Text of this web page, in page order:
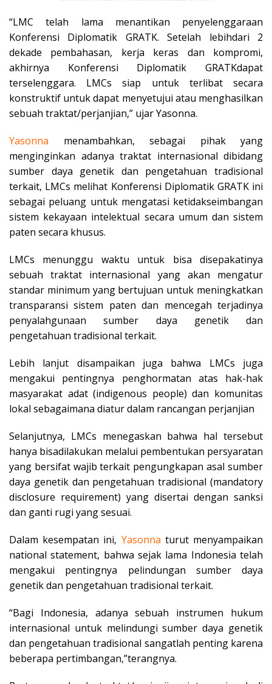
“LMC telah lama menantikan penyelenggaraan
Konferensi Diplomatik GRATK. Setelah lebihdari 2
dekade pembahasan, kerja keras dan kompromi,
akhirnya Konferensi Diplomatik GRATKdapat
terselenggara. LMCs siap untuk terlibat secara
konstruktif untuk dapat menyetujui atau menghasilkan
sebuah traktat/perjanjian,” ujar Yasonna.
Yasonna menambahkan, sebagai pihak yang
menginginkan adanya traktat internasional dibidang
sumber daya genetik dan pengetahuan tradisional
terkait, LMCs melihat Konferensi Diplomatik GRATK ini
sebagai peluang untuk mengatasi ketidakseimbangan
sistem kekayaan intelektual secara umum dan sistem
paten secara khusus.
LMCs menunggu waktu untuk bisa disepakatinya
sebuah traktat internasional yang akan mengatur
standar minimum yang bertujuan untuk meningkatkan
transparansi sistem paten dan mencegah terjadinya
penyalahgunaan sumber daya genetik dan
pengetahuan tradisional terkait.
Lebih lanjut disampaikan juga bahwa LMCs juga
mengakui pentingnya penghormatan atas hak-hak
masyarakat adat (indigenous people) dan komunitas
lokal sebagaimana diatur dalam rancangan perjanjian
Selanjutnya, LMCs menegaskan bahwa hal tersebut
hanya bisadilakukan melalui pembentukan persyaratan
yang bersifat wajib terkait pengungkapan asal sumber
daya genetik dan pengetahuan tradisional (mandatory
disclosure requirement) yang disertai dengan sanksi
dan ganti rugi yang sesuai.
Dalam kesempatan ini, Yasonna turut menyampaikan
national statement, bahwa sejak lama Indonesia telah
mengakui pentingnya pelindungan sumber daya
genetik dan pengetahuan tradisional terkait.
“Bagi Indonesia, adanya sebuah instrumen hukum
internasional untuk melindungi sumber daya genetik
dan pengetahuan tradisional sangatlah penting karena
beberapa pertimbangan,”terangnya.